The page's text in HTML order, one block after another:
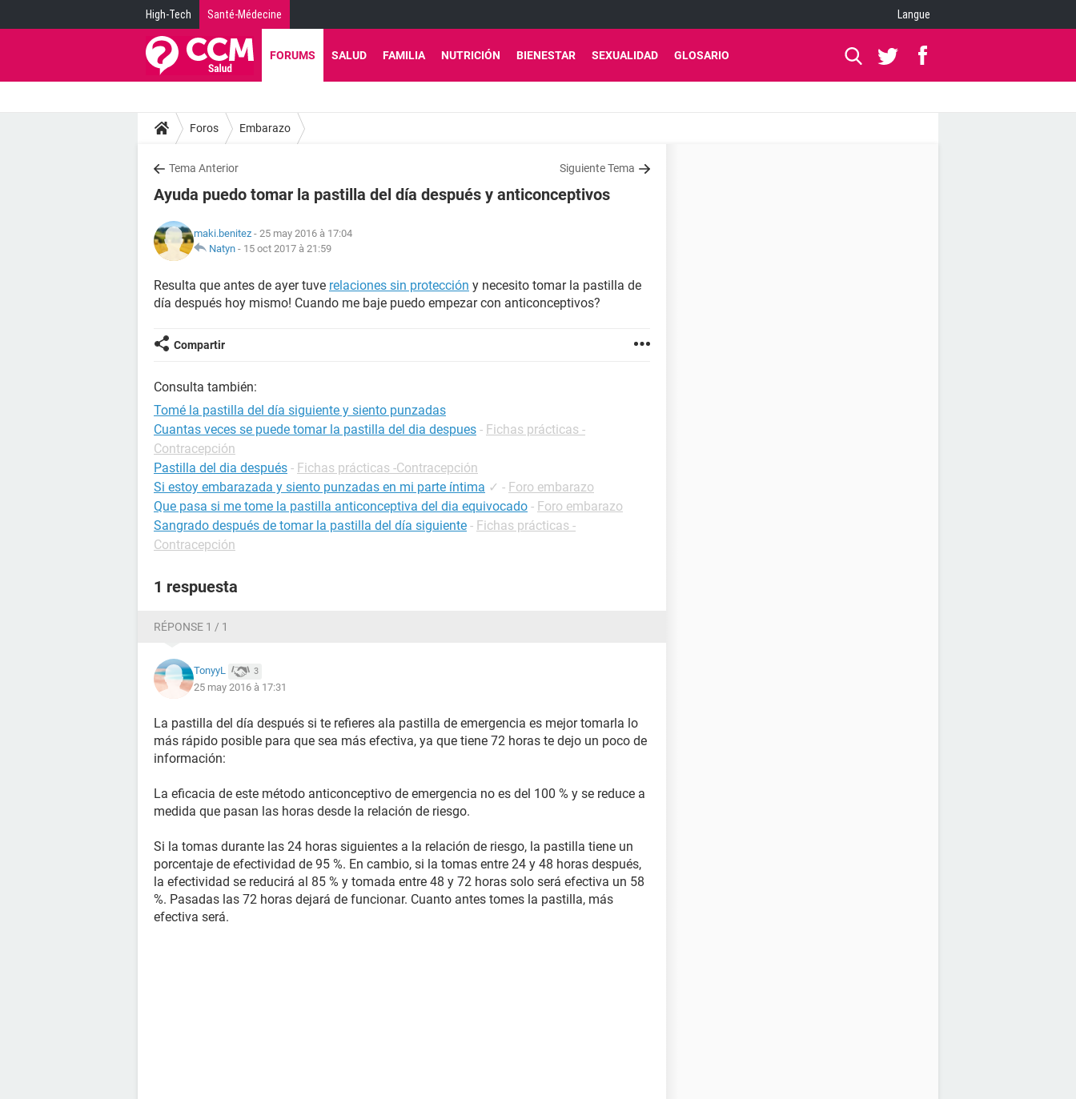
High-Tech Santé-Médecine Langue
FORUMS SALUD FAMILIA NUTRICIÓN BIENESTAR SEXUALIDAD GLOSARIO
Foros Embarazo
Tema Anterior Siguiente Tema
Ayuda puedo tomar la pastilla del día después y anticonceptivos
maki.benitez - 25 may 2016 à 17:04
Natyn - 15 oct 2017 à 21:59
Resulta que antes de ayer tuve relaciones sin protección y necesito tomar la pastilla de
día después hoy mismo! Cuando me baje puedo empezar con anticonceptivos?
Compartir
Consulta también:
Tomé la pastilla del día siguiente y siento punzadas
Cuantas veces se puede tomar la pastilla del dia despues - Fichas prácticas -
Contracepción
Pastilla del dia después - Fichas prácticas -Contracepción
Si estoy embarazada y siento punzadas en mi parte íntima ✓ - Foro embarazo
Que pasa si me tome la pastilla anticonceptiva del dia equivocado - Foro embarazo
Sangrado después de tomar la pastilla del día siguiente - Fichas prácticas -
Contracepción
1 respuesta
RÉPONSE 1 / 1
TonyyL 3
25 may 2016 à 17:31
La pastilla del día después si te refieres ala pastilla de emergencia es mejor tomarla lo
más rápido posible para que sea más efectiva, ya que tiene 72 horas te dejo un poco de
información:
La eficacia de este método anticonceptivo de emergencia no es del 100 % y se reduce a
medida que pasan las horas desde la relación de riesgo.
Si la tomas durante las 24 horas siguientes a la relación de riesgo, la pastilla tiene un
porcentaje de efectividad de 95 %. En cambio, si la tomas entre 24 y 48 horas después,
la efectividad se reducirá al 85 % y tomada entre 48 y 72 horas solo será efectiva un 58
%. Pasadas las 72 horas dejará de funcionar. Cuanto antes tomes la pastilla, más
efectiva será.